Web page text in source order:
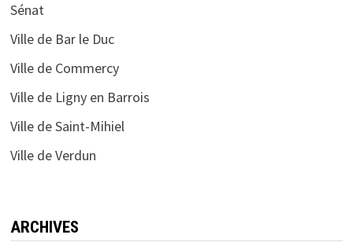
Sénat
Ville de Bar le Duc
Ville de Commercy
Ville de Ligny en Barrois
Ville de Saint-Mihiel
Ville de Verdun
ARCHIVES